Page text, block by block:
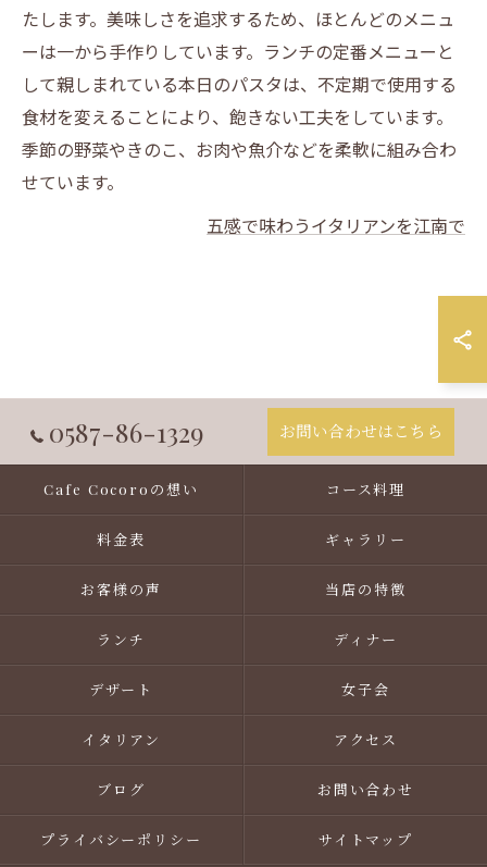
たします。美味しさを追求するため、ほとんどのメニュ
ーは一から手作りしています。ランチの定番メニューと
して親しまれている本日のパスタは、不定期で使用する
食材を変えることにより、飽きない工夫をしています。
季節の野菜やきのこ、お肉や魚介などを柔軟に組み合わ
せています。
五感で味わうイタリアンを江南で
0587-86-1329 お問い合わせはこちら
Cafe Cocoroの想い コース料理
料金表 ギャラリー
お客様の声 当店の特徴
ランチ ディナー
デザート 女子会
イタリアン アクセス
ブログ お問い合わせ
プライバシーポリシー サイトマップ